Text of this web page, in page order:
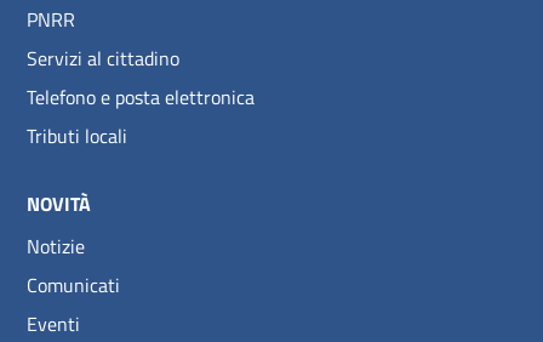
PNRR
Servizi al cittadino
Telefono e posta elettronica
Tributi locali
NOVITÀ
Notizie
Comunicati
Eventi